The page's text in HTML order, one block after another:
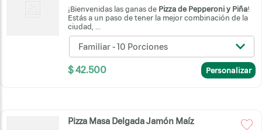
¡Bienvenidas las ganas de Pizza de Pepperoni y Piña!
Estás a un paso de tener la mejor combinación de la
ciudad, ...
Familiar - 10 Porciones
$42.500 Personalizar
Pizza Masa Delgada Jamón Maíz